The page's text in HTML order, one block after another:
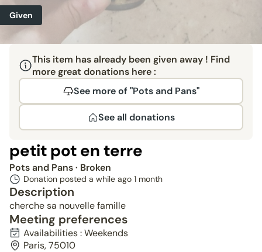
Given
This item has already been given away ! Find
more great donations here :
See more of "Pots and Pans"
See all donations
petit pot en terre
Pots and Pans· Broken
Donation posted a while ago 1 month
Description
cherche sa nouvelle famille
Meeting preferences
Availabilities : Weekends
Paris, 75010